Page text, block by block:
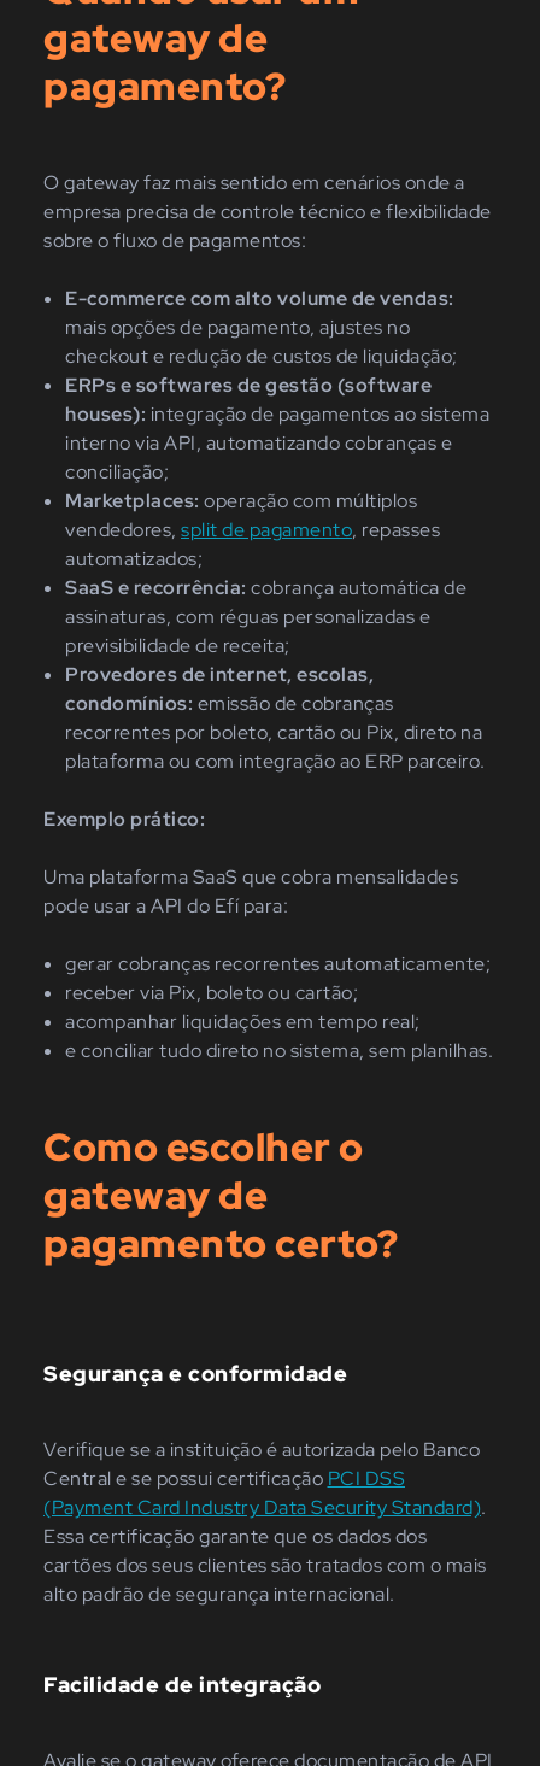
gateway de
pagamento?
O gateway faz mais sentido em cenários onde a
empresa precisa de controle técnico e flexibilidade
sobre o fluxo de pagamentos:
E-commerce com alto volume de vendas:
mais opções de pagamento, ajustes no
checkout e redução de custos de liquidação;
ERPs e softwares de gestão (software
houses): integração de pagamentos ao sistema
interno via API, automatizando cobranças e
conciliação;
Marketplaces: operação com múltiplos
vendedores, split de pagamento, repasses
automatizados;
SaaS e recorrência: cobrança automática de
assinaturas, com réguas personalizadas e
previsibilidade de receita;
Provedores de internet, escolas,
condomínios: emissão de cobranças
recorrentes por boleto, cartão ou Pix, direto na
plataforma ou com integração ao ERP parceiro.
Exemplo prático:
Uma plataforma SaaS que cobra mensalidades
pode usar a API do Efí para:
gerar cobranças recorrentes automaticamente;
receber via Pix, boleto ou cartão;
acompanhar liquidações em tempo real;
e conciliar tudo direto no sistema, sem planilhas.
Como escolher o
gateway de
pagamento certo?
Segurança e conformidade
Verifique se a instituição é autorizada pelo Banco
Central e se possui certificação PCI DSS
(Payment Card Industry Data Security Standard).
Essa certificação garante que os dados dos
cartões dos seus clientes são tratados com o mais
alto padrão de segurança internacional.
Facilidade de integração